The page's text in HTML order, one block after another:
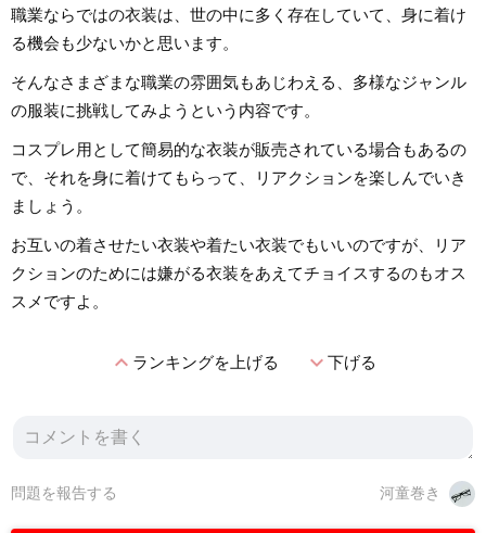
職業ならではの衣装は、世の中に多く存在していて、身に着け
る機会も少ないかと思います。
そんなさまざまな職業の雰囲気もあじわえる、多様なジャンル
の服装に挑戦してみようという内容です。
コスプレ用として簡易的な衣装が販売されている場合もあるの
で、それを身に着けてもらって、リアクションを楽しんでいき
ましょう。
お互いの着させたい衣装や着たい衣装でもいいのですが、リア
クションのためには嫌がる衣装をあえてチョイスするのもオス
スメですよ。
expand_lessランキングを上げる expand_more下げる
河童巻き
問題を報告する